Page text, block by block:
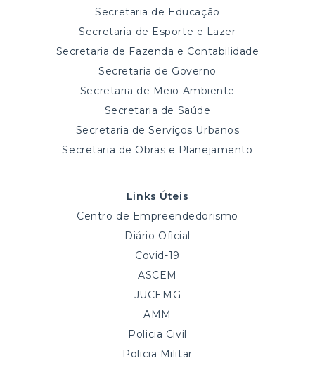
Secretaria de Educação
Secretaria de Esporte e Lazer
Secretaria de Fazenda e Contabilidade
Secretaria de Governo
Secretaria de Meio Ambiente
Secretaria de Saúde
Secretaria de Serviços Urbanos
Secretaria de Obras e Planejamento
Links Úteis
Centro de Empreendedorismo
Diário Oficial
Covid-19
ASCEM
JUCEMG
AMM
Policia Civil
Policia Militar